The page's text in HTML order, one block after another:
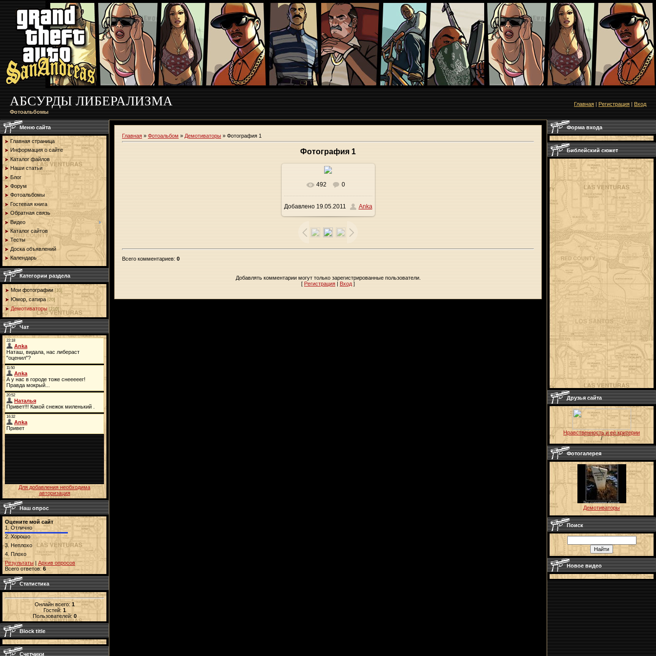
АБСУРДЫ ЛИБЕРАЛИЗМА
Фотоальбомы
Главная|Регистрация|Вход
Меню сайта
Главная страница
Информация о сайте
Каталог файлов
Наши статьи
Блог
Форум
Фотоальбомы
Гостевая книга
Обратная связь
Видео
Каталог сайтов
Тесты
Доска объявлений
Календарь
Категории раздела
Мои фотографии [10]
Юмор, сатира [20]
Демотиваторы [210]
Чат
Для добавления необходима
авторизация
Наш опрос
Оцените мой сайт
1. Отлично
2.Хорошо
3. Неплохо
4. Плохо
Результаты
Архив опросов
Всего ответов: 6
Статистика
Онлайн всего:1
Гостей: 1
Пользователей: 0
Block title
Счетчики
Главная » Фотоальбом » Демотиваторы » Фотография 1
Фотография 1
492 0
Добавлено19.05.2011 Anka
Всего комментариев: 0
Добавлять комментарии могут только зарегистрированные пользователи.
[ Регистрация | Вход ]
Форма входа
Библейский сюжет
Друзья сайта
Нравственность и её критерии
/
Фотогалерея
Демотиваторы
Поиск
Новое видео